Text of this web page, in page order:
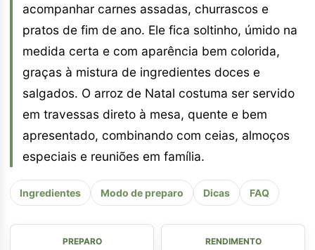
acompanhar carnes assadas, churrascos e
pratos de fim de ano. Ele fica soltinho, úmido na
medida certa e com aparência bem colorida,
graças à mistura de ingredientes doces e
salgados. O arroz de Natal costuma ser servido
em travessas direto à mesa, quente e bem
apresentado, combinando com ceias, almoços
especiais e reuniões em família.
Ingredientes Modo de preparo Dicas FAQ
PREPARO RENDIMENTO